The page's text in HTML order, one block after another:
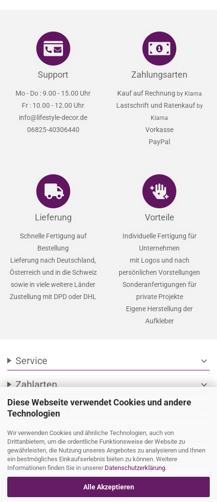
Diese Webseite verwendet Cookies und andere
Technologien
Wir verwenden Cookies und ähnliche Technologien, auch von
Drittanbietern, um die ordentliche Funktionsweise der Website zu
gewährleisten, die Nutzung unseres Angebotes zu analysieren und Ihnen
ein bestmögliches Einkaufserlebnis bieten zu können. Weitere
Informationen finden Sie in unserer Datenschutzerklärung.
Alle Akzeptieren
Support
Mo - Do : 9.00 - 15.00 Uhr
Fr : 10.00 - 12.00 Uhr
info@lifestyle-decor.de
06825-40306440
Zahlungsarten
Kauf auf Rechnung by Klarna
Lastschrift und Ratenkauf by
Klarna
Vorkasse
PayPal
Lieferung
Schnelle Fertigung auf
Bestellung
Lieferung nach Deutschland,
Österreich und in die Schweiz
sowie in viele weitere Länder
Zustellung mit DPD oder DHL
Vorteile
Individuelle Fertigung für
Unternehmen
mit Logos und nach
persönlichen Vorstellungen
Sonderanfertigungen für
private Projekte
Eigene Herstellung der
Aufkleber
Service expand_more
Zahlarten expand_more
Social Media
Wir versenden mit
Ihre persönliche Seite expand_more